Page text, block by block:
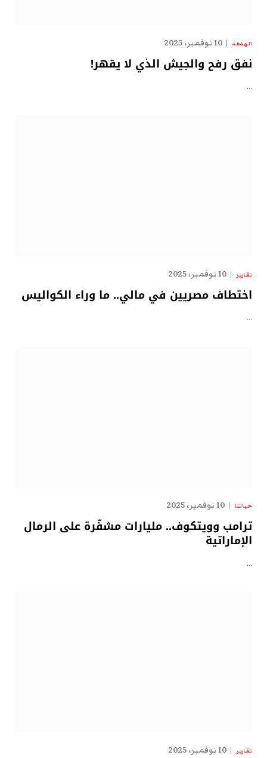
الهدهد 10 نوفمبر، 2025
نفق رفح والجيش الذي لا يقهر!
…
تقارير 10 نوفمبر، 2025
اختطاف مصريين في مالي.. ما وراء الكواليس
…
حياتنا 10 نوفمبر، 2025
ترامب وويتكوف.. مليارات مشفّرة على الرمال
الإماراتية
…
تقارير 10 نوفمبر، 2025